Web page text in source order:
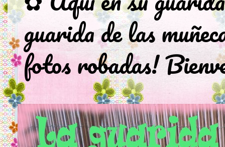
guarida de las
fotos robadas!